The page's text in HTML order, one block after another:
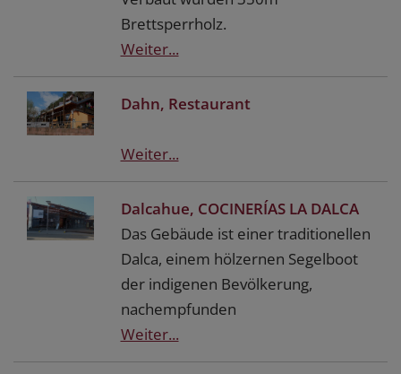
Brettsperrholz.
Weiter...
Dahn, Restaurant
Weiter...
Dalcahue, COCINERÍAS LA DALCA
Das Gebäude ist einer traditionellen
Dalca, einem hölzernen Segelboot
der indigenen Bevölkerung,
nachempfunden
Weiter...